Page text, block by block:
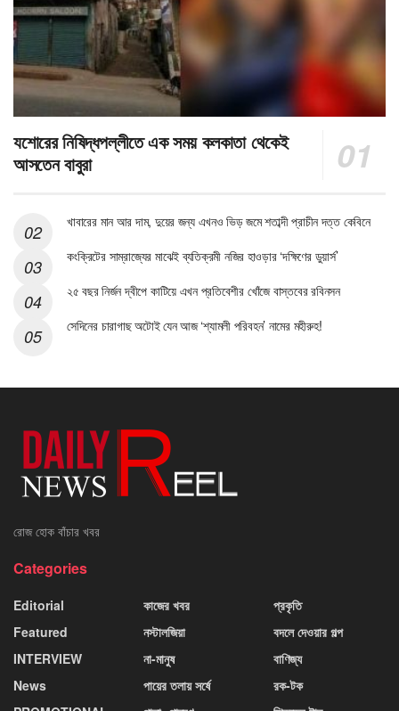
যশোরের নিষিদ্ধপল্লীতে এক সময় কলকাতা থেকেই
আসতেন বাবুরা
খাবারের মান আর দাম, দুয়ের জন্য এখনও ভিড় জমে শতাব্দী প্রাচীন দত্ত কেবিনে
কংক্রিটের সাম্রাজ্যের মাঝেই ব্যতিক্রমী নজির হাওড়ার ‘দক্ষিণের ডুয়ার্স’
২৫ বছর নির্জন দ্বীপে কাটিয়ে এখন প্রতিবেশীর খোঁজে বাস্তবের রবিনসন
সেদিনের চারাগাছ অটোই যেন আজ ‘শ্যামলী পরিবহন’ নামের মহীরুহ!
রোজ হোক বাঁচার খবর
Categories
Editorial
Featured
INTERVIEW
News
কাজের খবর
নস্টালজিয়া
না-মানুষ
পায়ের তলায় সর্ষে
প্রকৃতি
বদলে দেওয়ার গল্প
বাণিজ্য
রক-টক